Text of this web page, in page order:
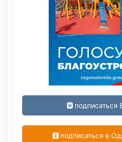
подписаться
подписаться в